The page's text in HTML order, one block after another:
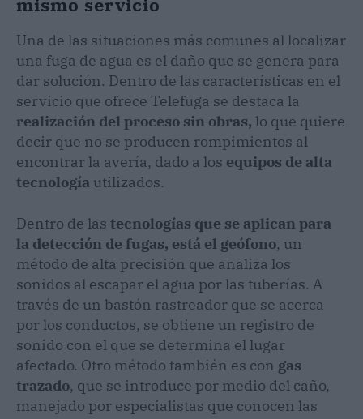
Una de las situaciones más comunes al localizar
una fuga de agua es el daño que se genera para
dar solución. Dentro de las características en el
servicio que ofrece Telefuga se destaca la
realización del proceso sin obras, lo que quiere
decir que no se producen rompimientos al
encontrar la avería, dado a los equipos de alta
tecnología utilizados.
Dentro de las tecnologías que se aplican para
la detección de fugas, está el geófono, un
método de alta precisión que analiza los
sonidos al escapar el agua por las tuberías. A
través de un bastón rastreador que se acerca
por los conductos, se obtiene un registro de
sonido con el que se determina el lugar
afectado. Otro método también es con gas
trazado, que se introduce por medio del caño,
manejado por especialistas que conocen las